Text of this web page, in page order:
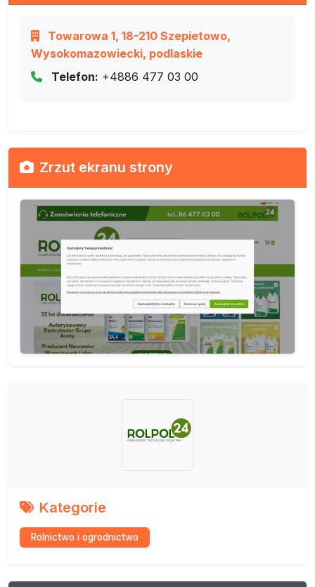
Towarowa 1, 18-210 Szepietowo,
Wysokomazowiecki, podlaskie
Telefon: +4886 477 03 00
Zrzut ekranu strony
Kategorie
Rolnictwo i ogrodnictwo